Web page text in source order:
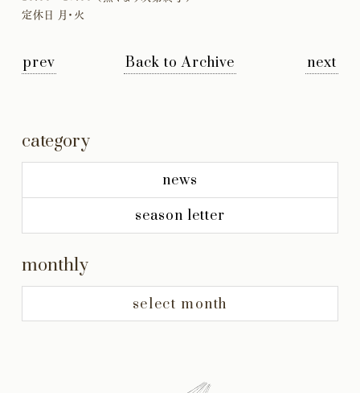
定休日 月・火
prev next
Back to Archive
category
news
season letter
monthly
select month